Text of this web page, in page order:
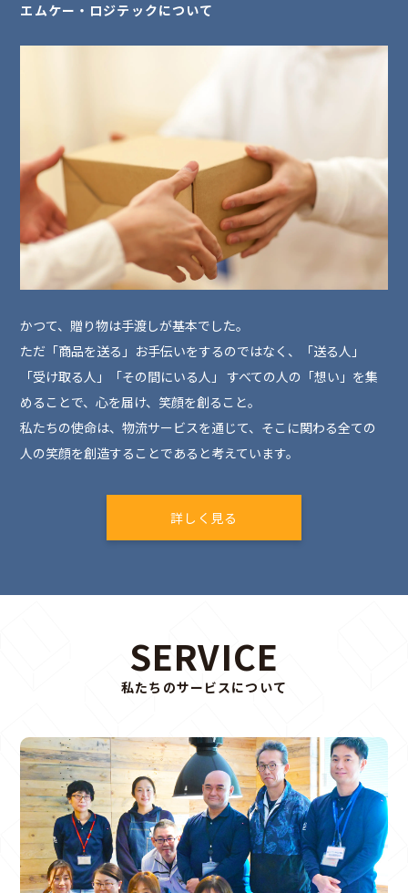
エムケー・ロジテックについて
かつて、贈り物は手渡しが基本でした。
ただ「商品を送る」お手伝いをするのではなく、「送る人」
「受け取る人」「その間にいる人」 すべての人の「想い」を集
めることで、心を届け、笑顔を創ること。
私たちの使命は、物流サービスを通じて、そこに関わる全ての
人の笑顔を創造することであると考えています。
詳しく見る
SERVICE
私たちのサービスについて